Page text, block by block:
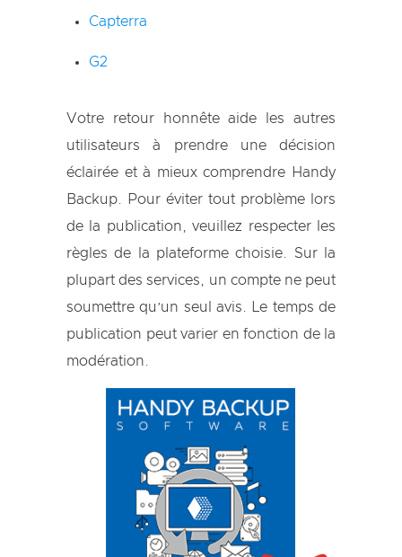
Capterra
G2
Votre retour honnête aide les autres
utilisateurs à prendre une décision
éclairée et à mieux comprendre Handy
Backup. Pour éviter tout problème lors
de la publication, veuillez respecter les
règles de la plateforme choisie. Sur la
plupart des services, un compte ne peut
soumettre qu’un seul avis. Le temps de
publication peut varier en fonction de la
modération.